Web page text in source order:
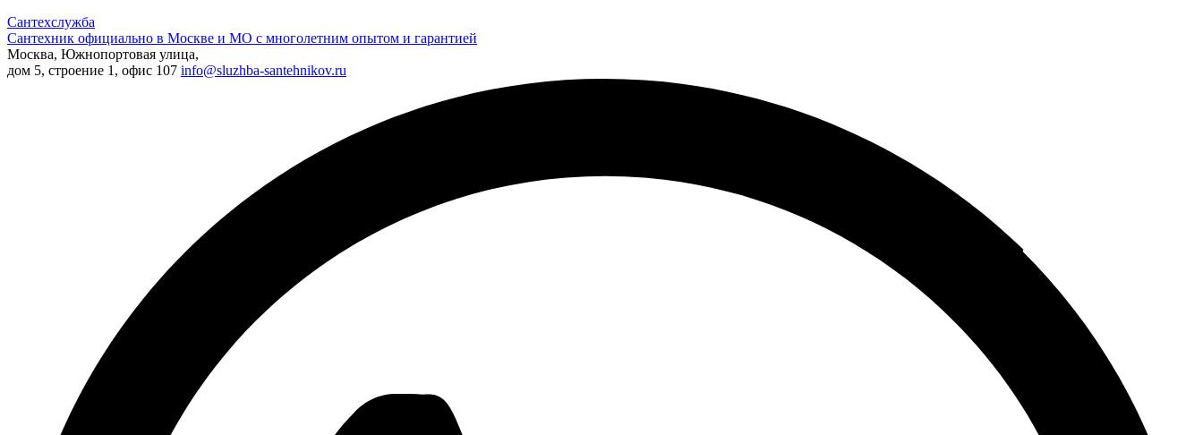
Сантехслужба
Сантехник официально в Москве и МО с многолетним опытом и гарантией
Москва, Южнопортовая улица,
дом 5, строение 1, офис 107 info@sluzhba-santehnikov.ru